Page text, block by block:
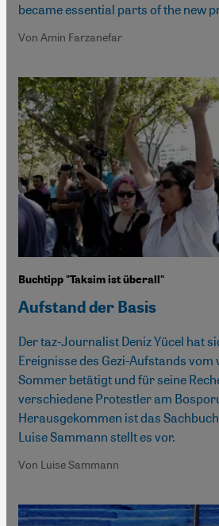
became essential parts of the new
Von Amin Farzanefar
Buchtipp "Taksim ist überall"
Aufstand der Basis
Der taz-Journalist Deniz Yücel hat
Ereignisse des Gezi-Aufstands vom
Sommer betätigt und für seine
verschiedene Protestler am
Herausgekommen ist das
Luise Sammann stellt es vor.
Von Luise Sammann